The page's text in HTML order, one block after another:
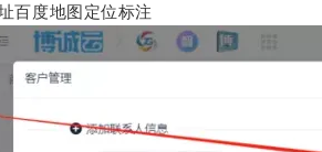
百度地图定位标注